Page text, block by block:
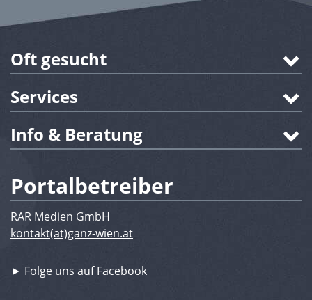
Oft gesucht
Services
Info & Beratung
Portalbetreiber
RAR Medien GmbH
kontakt(at)ganz-wien.at
► Folge uns auf Facebook